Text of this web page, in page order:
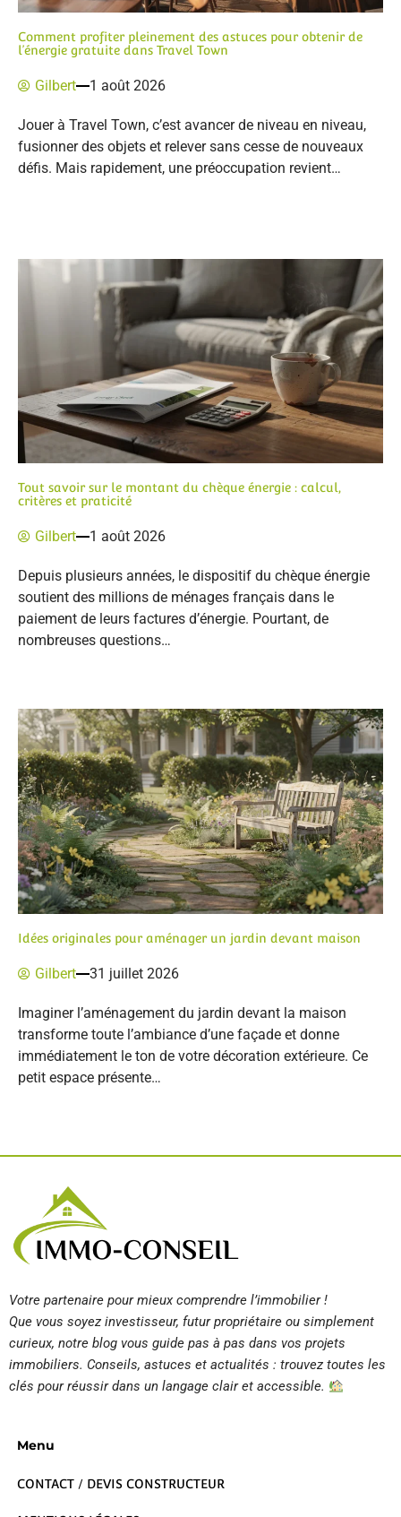
Comment profiter pleinement des astuces pour obtenir de
l’énergie gratuite dans Travel Town
Gilbert 1 août 2026
Jouer à Travel Town, c’est avancer de niveau en niveau,
fusionner des objets et relever sans cesse de nouveaux
défis. Mais rapidement, une préoccupation revient…
Tout savoir sur le montant du chèque énergie : calcul,
critères et praticité
Gilbert 1 août 2026
Depuis plusieurs années, le dispositif du chèque énergie
soutient des millions de ménages français dans le
paiement de leurs factures d’énergie. Pourtant, de
nombreuses questions…
Idées originales pour aménager un jardin devant maison
Gilbert 31 juillet 2026
Imaginer l’aménagement du jardin devant la maison
transforme toute l’ambiance d’une façade et donne
immédiatement le ton de votre décoration extérieure. Ce
petit espace présente…
Votre partenaire pour mieux comprendre l’immobilier !
Que vous soyez investisseur, futur propriétaire ou simplement
curieux, notre blog vous guide pas à pas dans vos projets
immobiliers. Conseils, astuces et actualités : trouvez toutes les
clés pour réussir dans un langage clair et accessible.
Menu
CONTACT / DEVIS CONSTRUCTEUR